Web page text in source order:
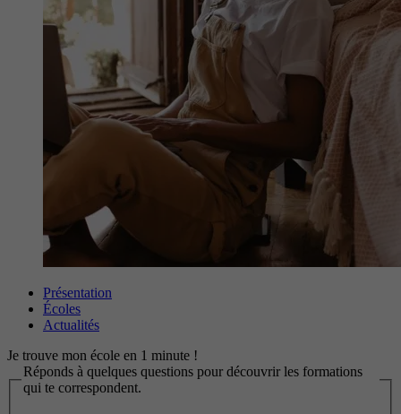
Présentation
Écoles
Actualités
Je trouve mon école en 1 minute !
Réponds à quelques questions pour découvrir les formations
qui te correspondent.